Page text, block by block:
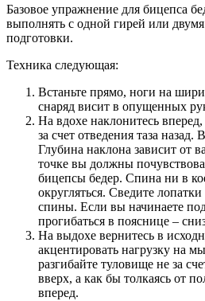
Базовое упражнение для бицепса
выполнять с одной гирей или
подготовки.
Техника следующая:
Встаньте прямо, ноги на
снаряд висит в опущенных
На вдохе наклонитесь
за счет отведения таза назад.
Глубина наклона зависит от
точке вы должны
бицепсы бедер. Спина ни в
округляться. Сведите
спины. Если вы начинаете
прогибаться в пояснице –
На выдохе вернитесь в
акцентировать нагрузку на
разгибайте туловище не за
вверх, а как бы толкаясь от
вперед.